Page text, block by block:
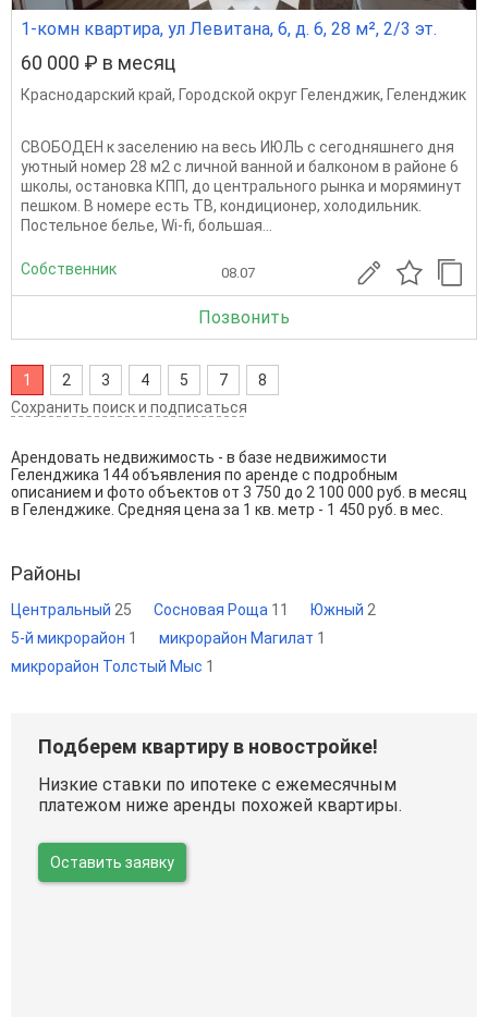
1-комн квартира, ул Левитана, 6, д. 6, 28 м², 2/3 эт.
60 000 ₽ в месяц
Краснодарский край, Городской округ Геленджик, Геленджик
СВОБОДЕН к заселению на весь ИЮЛЬ с сегодняшнего дня
уютный номер 28 м2 с личной ванной и балконом в районе 6
школы, остановка КПП, до центрального рынка и моряминут
пешком. В номере есть ТВ, кондиционер, холодильник.
Постельное белье, Wi-fi, большая...
Собственник 08.07
Позвонить
1 2 3 4 5 7
8
Сохранить поиск и подписаться
Арендовать недвижимость - в базе недвижимости
Геленджика 144 объявления по аренде с подробным
описанием и фото объектов от 3 750 до 2 100 000 руб. в месяц
в Геленджике. Средняя цена за 1 кв. метр - 1 450 руб. в мес.
Районы
Центральный 25 Сосновая Роща 11 Южный 2
5-й микрорайон 1 микрорайон Магилат 1
микрорайон Толстый Мыс 1
Подберем квартиру в новостройке!
Низкие ставки по ипотеке с ежемесячным
платежом ниже аренды похожей квартиры.
Оставить заявку